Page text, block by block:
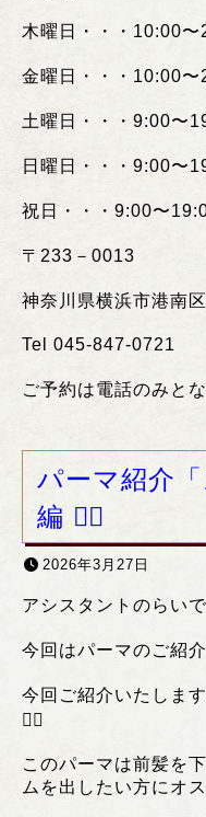
木曜日・・・ 10:00〜
金曜日・・・ 10:00〜
土曜日・・・ 9:00〜
日曜日・・・ 9:00〜
祝日・・・ 9:00〜
〒 233 － 0013
神奈川県横浜市港南
Tel 045-847-0721
ご予約は電話のみと
パーマ紹介
編 ❤️‍🔥
2026年3月27日
アシスタントのらいで
今回はパーマのご紹
今回ご紹介いたしま
❤️‍🔥
このパーマは前髪を
ムを出したい方にオ